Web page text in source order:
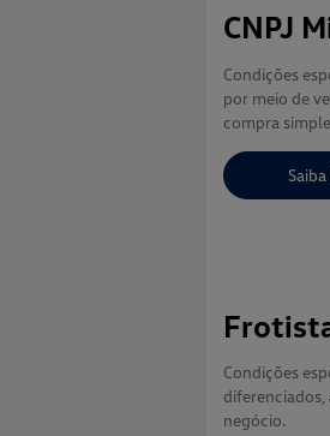
CNPJ
Condições
por meio de
compra
Condições
negócio.